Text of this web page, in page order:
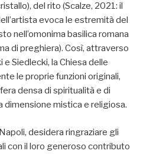
del rito (Scalze, 2021: il
evoca le estremità del
nell’omonima basilica romana
di preghiera). Così, attraverso
Siedlecki, la Chiesa delle
le proprie funzioni originali,
densa di spiritualità e di
dimensione mistica e religiosa.
desidera ringraziare gli
con il loro generoso contributo